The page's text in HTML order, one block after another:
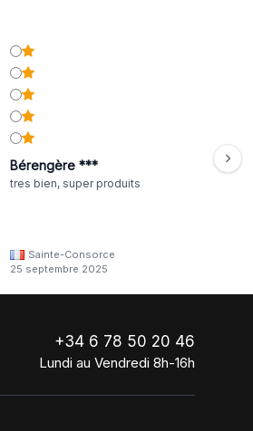
Bérengère ***
tres bien, super produits
Sainte-Consorce
25 septembre 2025
+34 6 78 50 20 46
Lundi au Vendredi 8h-16h